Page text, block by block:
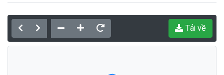
Tải về